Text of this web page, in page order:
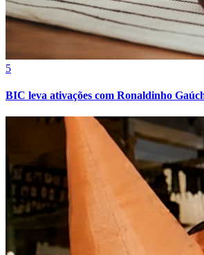
Fortaleza
5
BIC leva ativações com Ronaldinho